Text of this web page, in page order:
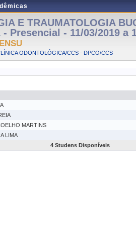
E TRAUMATOLOGIA
- Presencial - 11/03/2019 a
ODONTOLÓGICA/CCS - DPCO/CCS
MARTINS
LIMA
4 Studens Disponíveis